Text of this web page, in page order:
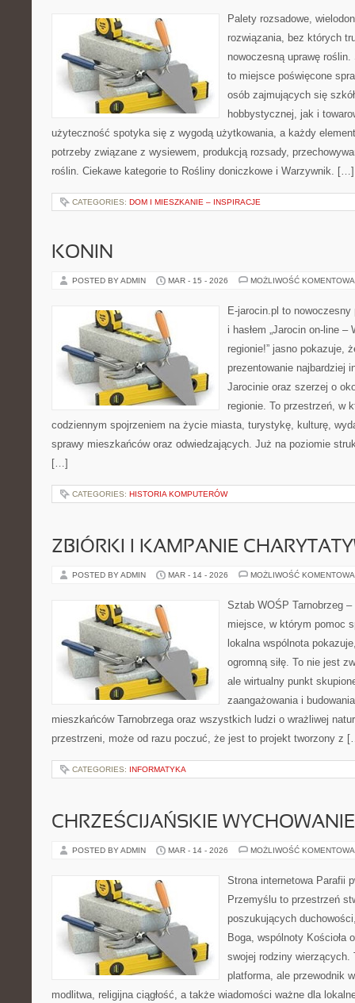
Palety rozsadowe,
rozwiązania, bez których
nowoczesną uprawę
to miejsce poświęcone
osób zajmujących się
hobbystycznej, jak i
użyteczność spotyka się z wygodą użytkowania, a każdy
potrzeby związane z wysiewem, produkcją rozsady,
roślin. Ciekawe kategorie to Rośliny doniczkowe i Warzywnik. […]
CATEGORIES: DOM I MIESZKANIE – INSPIRACJE
KONIN
POSTED BY ADMIN MAR - 15 - 2026 MOŻLIWOŚĆ
E-jarocin.pl to
i hasłem „Jarocin on-line
regionie!” jasno pokazuje,
prezentowanie najbardziej
Jarocinie oraz szerzej o
regionie. To przestrzeń, w
codziennym spojrzeniem na życie miasta, turystykę, kulturę,
sprawy mieszkańców oraz odwiedzających. Już na poziomie
[…]
CATEGORIES: HISTORIA KOMPUTERÓW
ZBIÓRKI I KAMPANIE
POSTED BY ADMIN MAR - 14 - 2026 MOŻLIWOŚĆ
Sztab WOŚP Tarnobrzeg
miejsce, w którym pomoc
lokalna wspólnota
ogromną siłę. To nie jest
ale wirtualny punkt
zaangażowania i
mieszkańców Tarnobrzega oraz wszystkich ludzi o wrażliwej
przestrzeni, może od razu poczuć, że jest to projekt tworzony z
CATEGORIES: INFORMATYKA
CHRZEŚCIJAŃSKIE
POSTED BY ADMIN MAR - 14 - 2026 MOŻLIWOŚĆ
Strona internetowa Parafii
Przemyślu to przestrzeń
poszukujących
Boga, wspólnoty Kościoła
swojej rodziny wierzących.
platforma, ale przewodnik
modlitwa, religijna ciągłość, a także wiadomości ważne dla